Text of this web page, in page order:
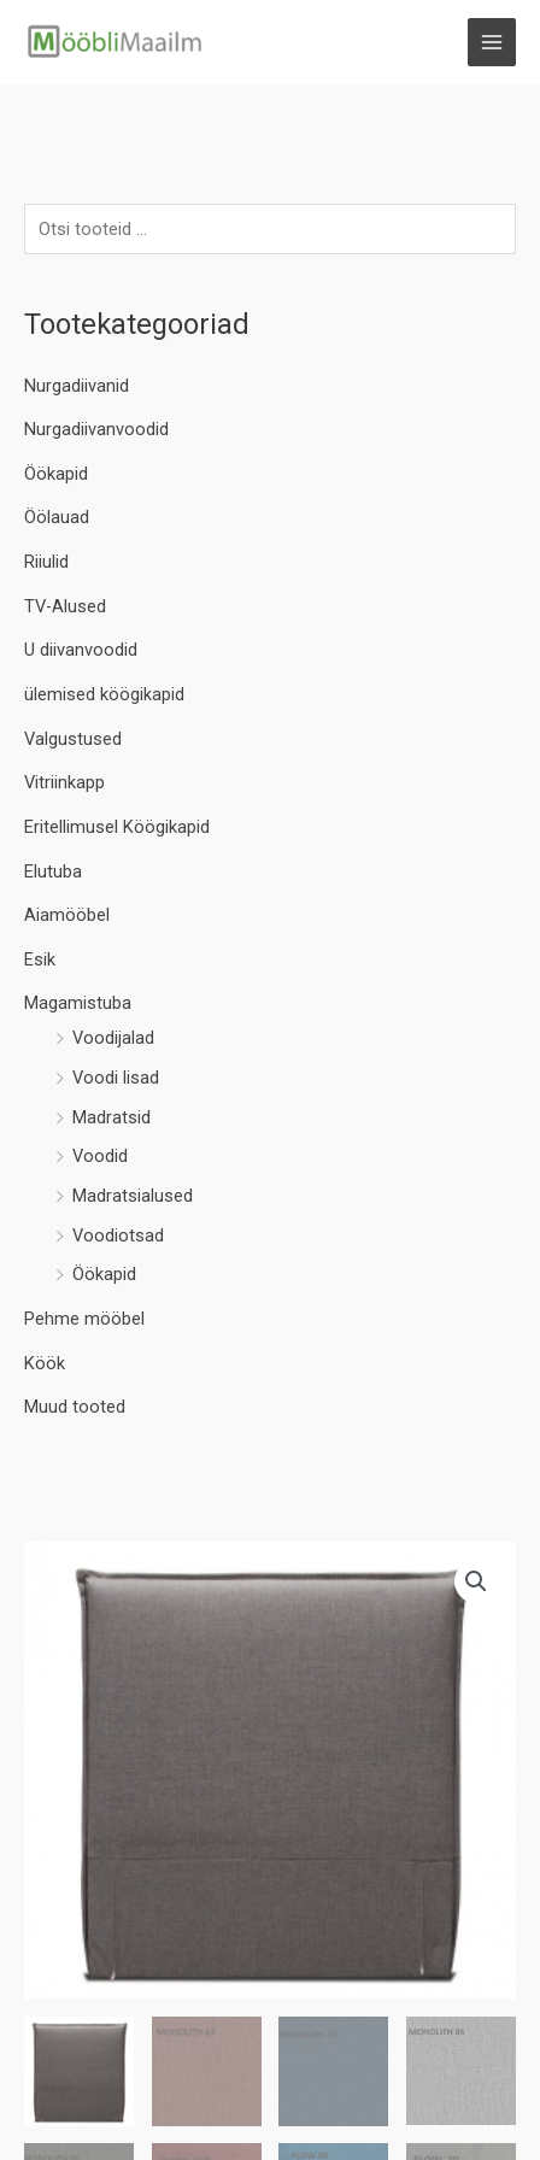
Tootekategooriad
Nurgadiivanid
Nurgadiivanvoodid
Öökapid
Öölauad
Riiulid
TV-Alused
U diivanvoodid
ülemised köögikapid
Valgustused
Vitriinkapp
Eritellimusel Köögikapid
Elutuba
Aiamööbel
Esik
Magamistuba
Voodijalad
Voodi lisad
Madratsid
Voodid
Madratsialused
Voodiotsad
Öökapid
Pehme mööbel
Köök
Muud tooted